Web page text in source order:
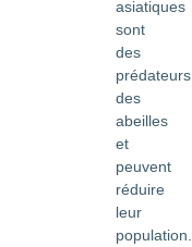
asiatiques
sont
des
prédateurs
des
abeilles
et
peuvent
réduire
leur
population.